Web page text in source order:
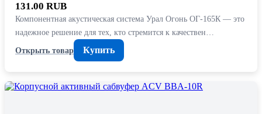
131.00 RUB
Компонентная акустическая система Урал Огонь ОГ-165К — это
надежное решение для тех, кто стремится к качествен…
Открыть товар
Купить